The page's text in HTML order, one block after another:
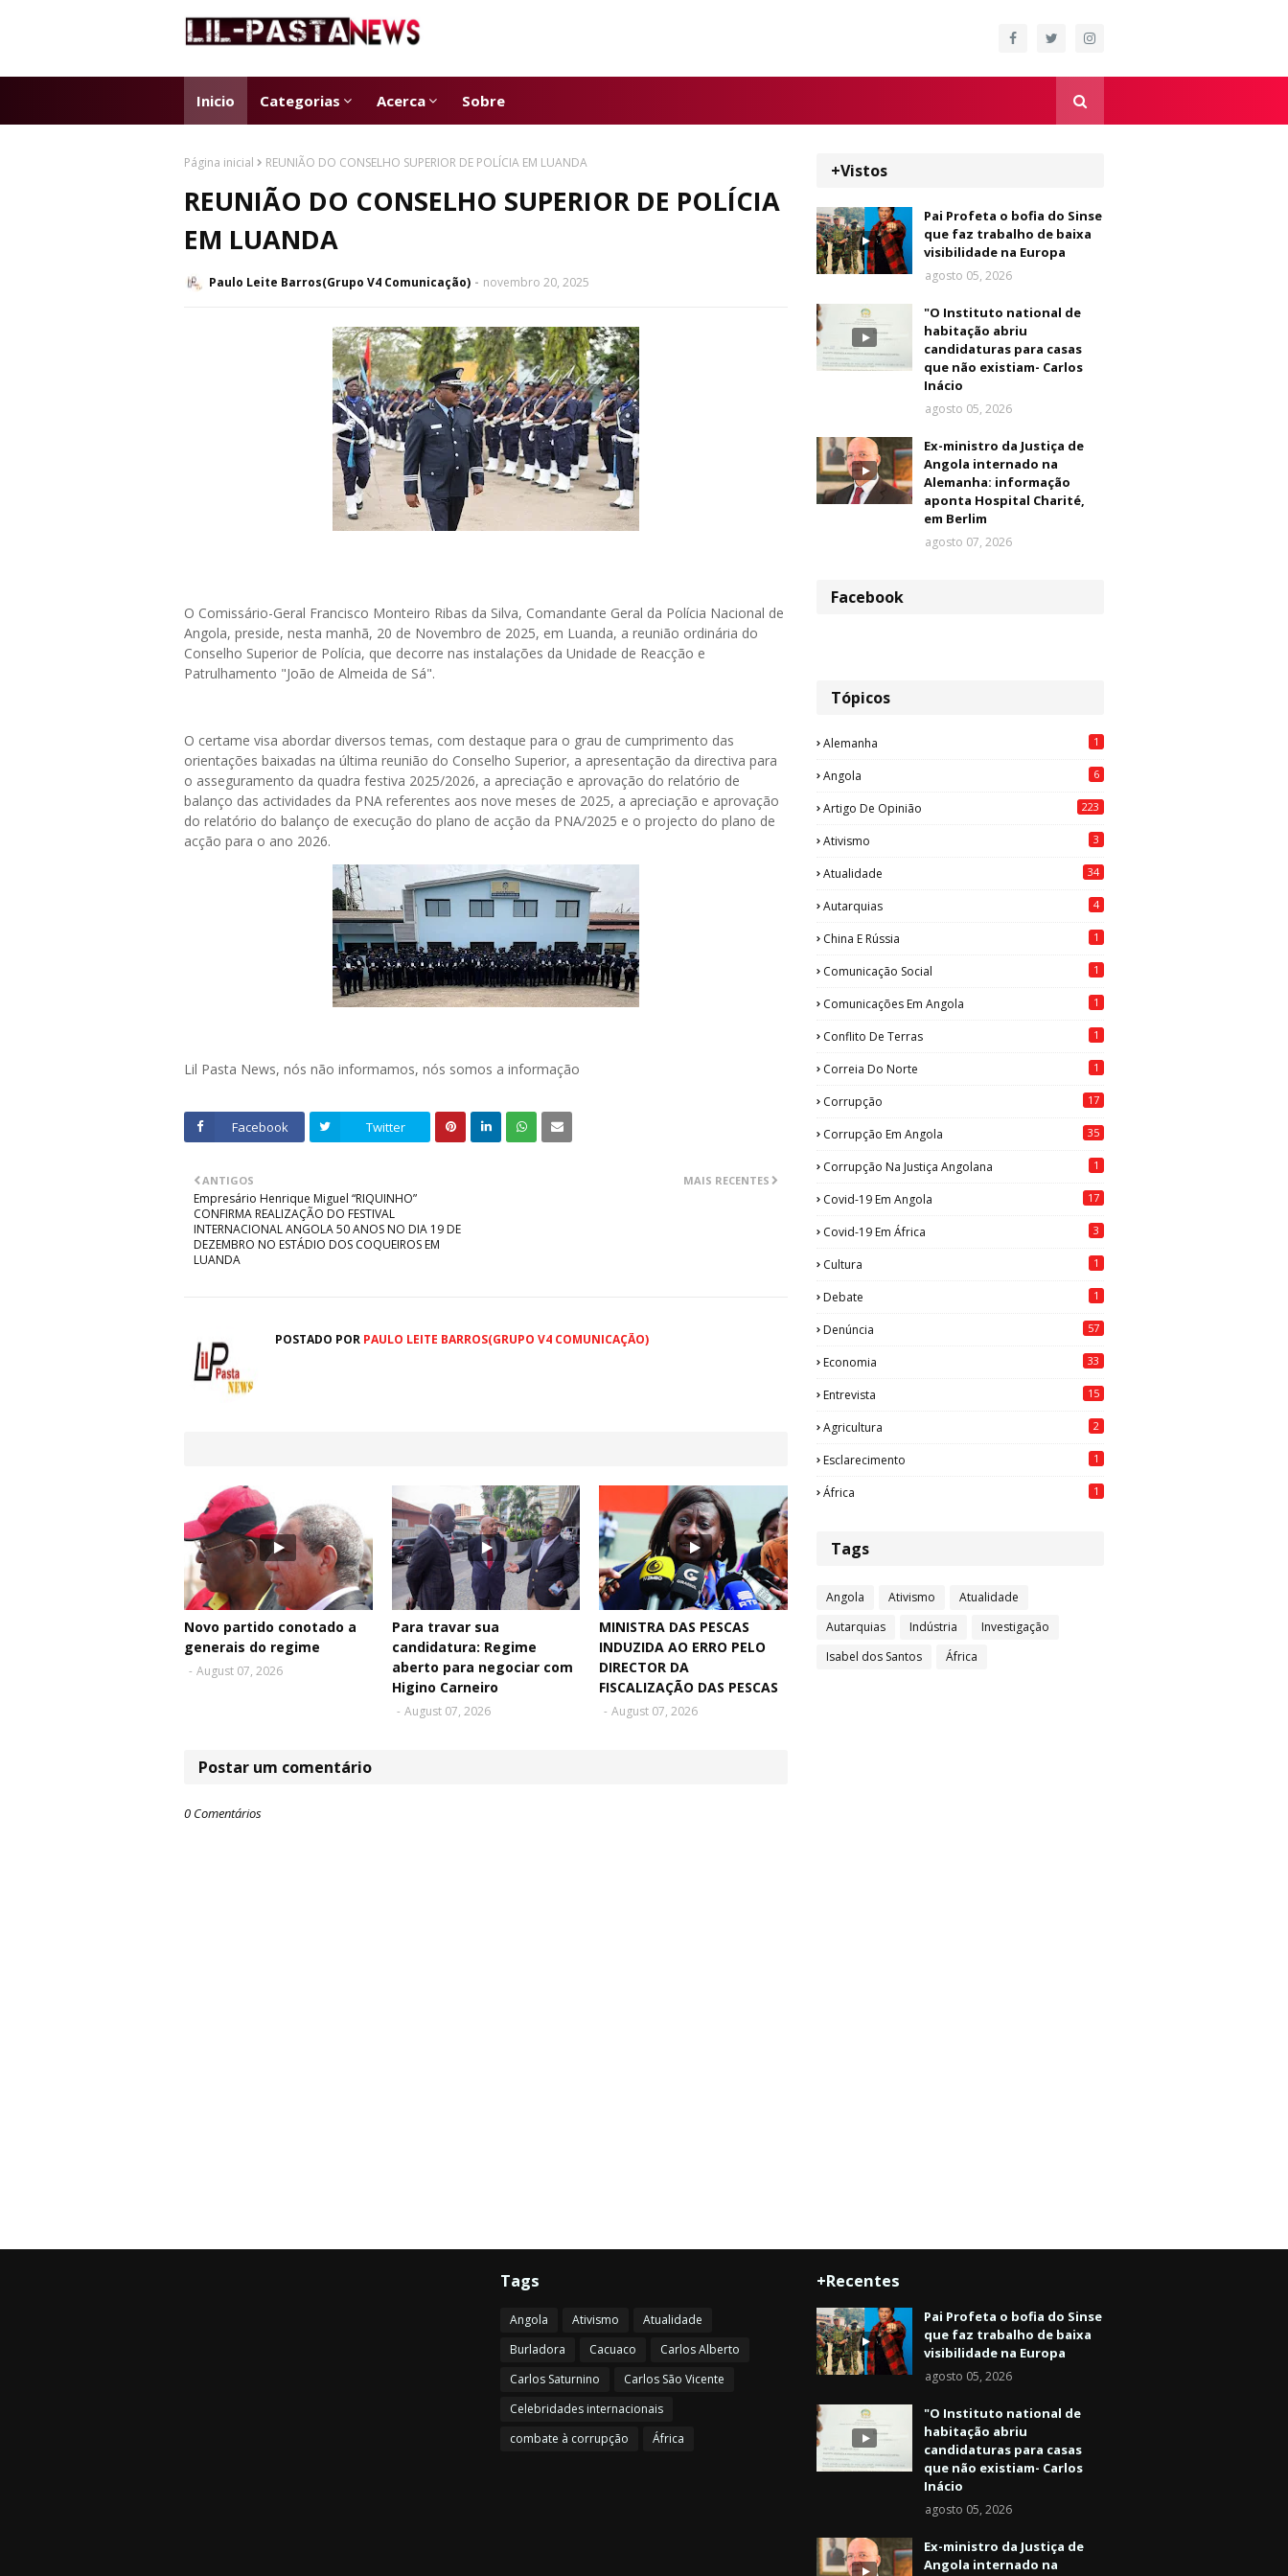
Inicio Categorias Acerca Sobre
Página inicial REUNIÃO DO CONSELHO SUPERIOR DE POLÍCIA EM LUANDA
REUNIÃO DO CONSELHO SUPERIOR DE POLÍCIA
EM LUANDA
Paulo Leite Barros(Grupo V4 Comunicação) novembro 20, 2025
O Comissário-Geral Francisco Monteiro Ribas da Silva, Comandante Geral da Polícia Nacional de
Angola, preside, nesta manhã, 20 de Novembro de 2025, em Luanda, a reunião ordinária do
Conselho Superior de Polícia, que decorre nas instalações da Unidade de Reacção e
Patrulhamento "João de Almeida de Sá".
O certame visa abordar diversos temas, com destaque para o grau de cumprimento das
orientações baixadas na última reunião do Conselho Superior, a apresentação da directiva para
o asseguramento da quadra festiva 2025/2026, a apreciação e aprovação do relatório de
balanço das actividades da PNA referentes aos nove meses de 2025, a apreciação e aprovação
do relatório do balanço de execução do plano de acção da PNA/2025 e o projecto do plano de
acção para o ano 2026.
Lil Pasta News, nós não informamos, nós somos a informação
Facebook Twitter
MAIS RECENTES
ANTIGOS
Empresário Henrique Miguel “RIQUINHO”
CONFIRMA REALIZAÇÃO DO FESTIVAL
INTERNACIONAL ANGOLA 50 ANOS NO DIA 19 DE
DEZEMBRO NO ESTÁDIO DOS COQUEIROS EM
LUANDA
POSTADO POR PAULO LEITE BARROS(GRUPO V4 COMUNICAÇÃO)
Novo partido conotado a
generais do regime
- August 07, 2026
Para travar sua
candidatura: Regime
aberto para negociar com
Higino Carneiro
- August 07, 2026
MINISTRA DAS PESCAS
INDUZIDA AO ERRO PELO
DIRECTOR DA
FISCALIZAÇÃO DAS PESCAS
- August 07, 2026
Postar um comentário
0 Comentários
+Vistos
Pai Profeta o bofia do Sinse
que faz trabalho de baixa
visibilidade na Europa
agosto 05, 2026
"O Instituto national de
habitação abriu
candidaturas para casas
que não existiam- Carlos
Inácio
agosto 05, 2026
Ex-ministro da Justiça de
Angola internado na
Alemanha: informação
aponta Hospital Charité,
em Berlim
agosto 07, 2026
Facebook
Tópicos
Alemanha 1
Angola 6
Artigo De Opinião 223
Ativismo 3
Atualidade 34
Autarquias 4
China E Rússia 1
Comunicação Social 1
Comunicações Em Angola 1
Conflito De Terras 1
Correia Do Norte 1
Corrupção 17
Corrupção Em Angola 35
Corrupção Na Justiça Angolana 1
Covid-19 Em Angola 17
Covid-19 Em África 3
Cultura 1
Debate 1
Denúncia 57
Economia 33
Entrevista 15
Agricultura 2
Esclarecimento 1
África 1
Tags
Angola Ativismo
Atualidade
Autarquias
Indústria
Investigação
Isabel dos Santos
África
Tags
Angola Ativismo
Atualidade
Burladora
Cacuaco
Carlos Alberto
Carlos Saturnino
Carlos São Vicente
Celebridades internacionais
combate à corrupção
África
+Recentes
Pai Profeta o bofia do Sinse
que faz trabalho de baixa
visibilidade na Europa
agosto 05, 2026
"O Instituto national de
habitação abriu
candidaturas para casas
que não existiam- Carlos
Inácio
agosto 05, 2026
Ex-ministro da Justiça de
Angola internado na